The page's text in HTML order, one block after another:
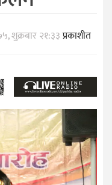
शुक्रबार २१:३३प्रकाशीत